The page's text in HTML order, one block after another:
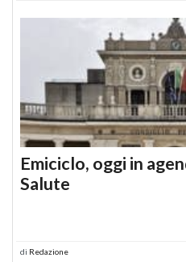
Emiciclo, oggi in
Salute
di Redazione